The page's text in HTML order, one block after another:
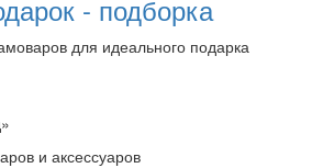
- подборка
для идеального подарка
и аксессуаров